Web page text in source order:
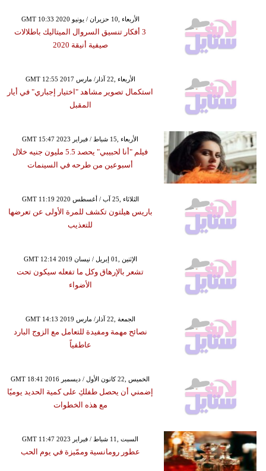
GMT 10:33 2020 الأربعاء ,10 حزيران / يونيو
3 أفكار تنسيق السروال الميتاليك باطلالات
صيفية أنيقة 2020
GMT 12:55 2017 الأربعاء ,22 آذار/ مارس
استكمال تصوير مشاهد "اختيار إجباري" في أيار
المقبل
GMT 15:47 2023 الأربعاء ,15 شباط / فبراير
فيلم "أنا لحبيبي" يحصد 5.5 مليون جنيه خلال
أسبوعين من طرحه في السينمات
GMT 11:19 2020 الثلاثاء ,25 آب / أغسطس
باريس هيلتون تكشف للمرة الأولى عن تعرضها
للتعذيب
GMT 12:14 2019 الإثنين ,01 إبريل / نيسان
تشعر بالإرهاق وكل ما تفعله سيكون تحت
الأضواء
GMT 14:13 2019 الجمعة ,22 آذار/ مارس
نصائح مهمة ومفيدة للتعامل مع الزوج البارد
عاطفياً
GMT 18:41 2016 الخميس ,22 كانون الأول / ديسمبر
إضمني أن يحصل طفلكِ على كمية الحديد يوميًا
مع هذه الخطوات
GMT 11:47 2023 السبت ,11 شباط / فبراير
عطور رومانسية وممّيزة في يوم الحب